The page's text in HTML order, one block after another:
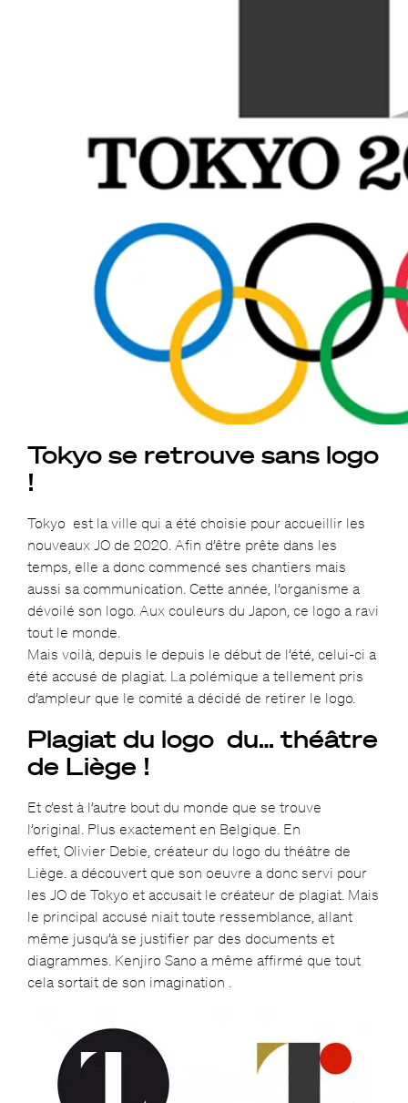
Tokyo se retrouve sans logo
!
Tokyo est la ville qui a été choisie pour accueillir les
nouveaux JO de 2020. Afin d’être prête dans les
temps, elle a donc commencé ses chantiers mais
aussi sa communication. Cette année, l’organisme a
dévoilé son logo. Aux couleurs du Japon, ce logo a ravi
tout le monde.
Mais voilà, depuis le depuis le début de l’été, celui-ci a
été accusé de plagiat. La polémique a tellement pris
d’ampleur que le comité a décidé de retirer le logo.
Plagiat du logo du… théâtre
de Liège !
Et c’est à l’autre bout du monde que se trouve
l’original. Plus exactement en Belgique. En
effet, Olivier Debie, créateur du logo du théâtre de
Liège. a découvert que son oeuvre a donc servi pour
les JO de Tokyo et accusait le créateur de plagiat. Mais
le principal accusé niait toute ressemblance, allant
même jusqu’à se justifier par des documents et
diagrammes. Kenjiro Sano a même affirmé que tout
cela sortait de son imagination .